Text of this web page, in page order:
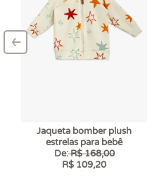
Jaqueta bomber plush
estrelas para bebê
De:R$ 168,00
R$ 109,20
–
‹